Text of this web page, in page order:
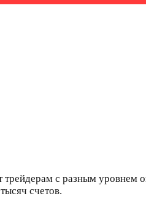
с разным уровнем
счетов.